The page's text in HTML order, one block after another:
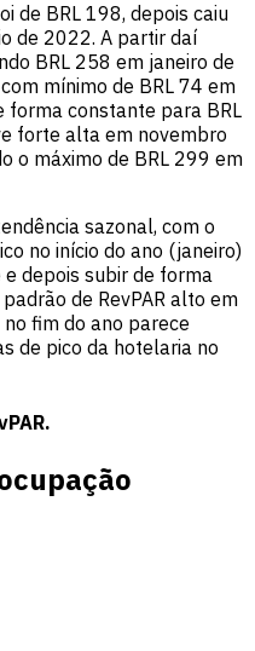
de BRL 198, depois caiu
de 2022. A partir daí
BRL 258 em janeiro de
mínimo de BRL 74 em
forma constante para BRL
forte alta em novembro
o máximo de BRL 299 em
sazonal, com o
no início do ano (janeiro)
depois subir de forma
de RevPAR alto em
fim do ano parece
de pico da hotelaria no